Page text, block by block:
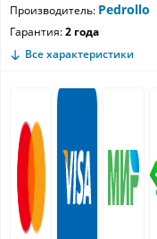
Производитель: Pedrollo
Гарантия:2 года
Все характеристики